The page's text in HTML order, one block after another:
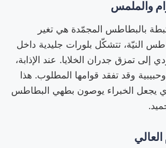
بالبطاطس المجمّدة هي تغير
النيّة، تتشكّل بلورات جليدية داخل
إلى تمزق جدران الخلايا. عند الإذابة،
وقد تفقد قوامها المطلوب. هذا
يجعل الخبراء يوصون بطهي البطاطس